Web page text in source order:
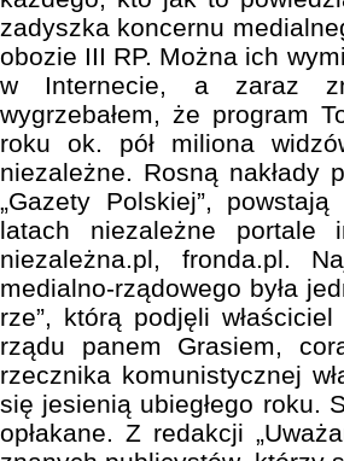
zadyszka koncernu
obozie III RP. Można ich
w Internecie, a zaraz
wygrzebałem, że program
roku ok. pół miliona
niezależne. Rosną
„Gazety Polskiej”,
latach niezależne portale
niezależna.pl, fronda.pl.
medialno-rządowego była
rze”, którą podjęli
rządu panem Grasiem,
rzecznika komunistycznej
się jesienią ubiegłego roku.
opłakane. Z redakcji